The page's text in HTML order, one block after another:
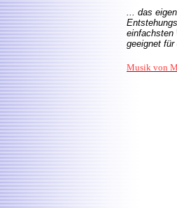
... das
einfachsten
geeignet
Musik von